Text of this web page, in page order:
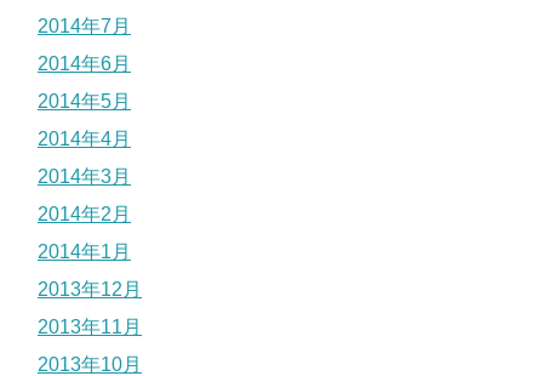
2014年7月
2014年6月
2014年5月
2014年4月
2014年3月
2014年2月
2014年1月
2013年12月
2013年11月
2013年10月